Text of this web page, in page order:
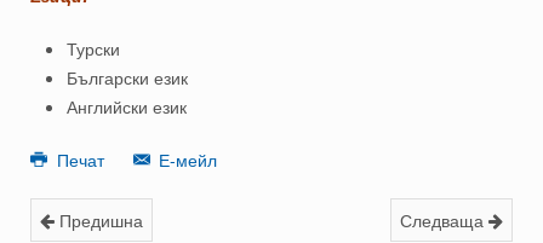
Турски
Български език
Английски език
Печат Е-мейл
Предишна Следваща